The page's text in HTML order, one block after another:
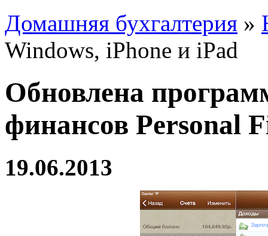
Домашняя бухгалтерия »
Windows, iPhone и iPad
Обновлена
финансов Personal
19.06.2013